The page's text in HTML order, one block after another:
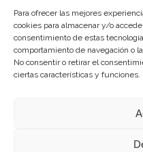
Para ofrecer las mejores
cookies para almacenar y/o
consentimiento de estas
comportamiento de navegación o
No consentir o retirar el
ciertas características y funciones.
La gestión de la DOP
Regulador es financiada,
Instituto Canario